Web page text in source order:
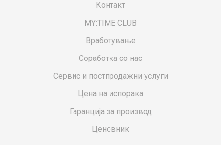
Контакт
MY:TIME CLUB
Вработување
Соработка со нас
Сервис и постпродажни услуги
Цена на испорака
Гаранција за производ
Ценовник